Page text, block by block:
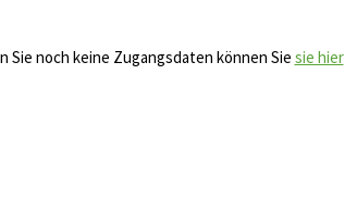
Sie noch keine Zugangsdaten können Sie sie hier